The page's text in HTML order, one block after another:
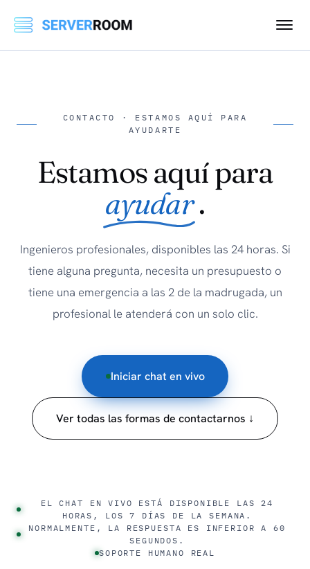
CONTACTO · ESTAMOS AQUÍ PARA
AYUDARTE
Estamos aquí para
ayudar.
Ingenieros profesionales, disponibles las 24 horas. Si
tiene alguna pregunta, necesita un presupuesto o
tiene una emergencia a las 2 de la madrugada, un
profesional le atenderá con un solo clic.
Iniciar chat en vivo
Ver todas las formas de contactarnos ↓
EL CHAT EN VIVO ESTÁ DISPONIBLE LAS 24
HORAS, LOS 7 DÍAS DE LA SEMANA.
NORMALMENTE, LA RESPUESTA ES INFERIOR A 60
SEGUNDOS.
SOPORTE HUMANO REAL